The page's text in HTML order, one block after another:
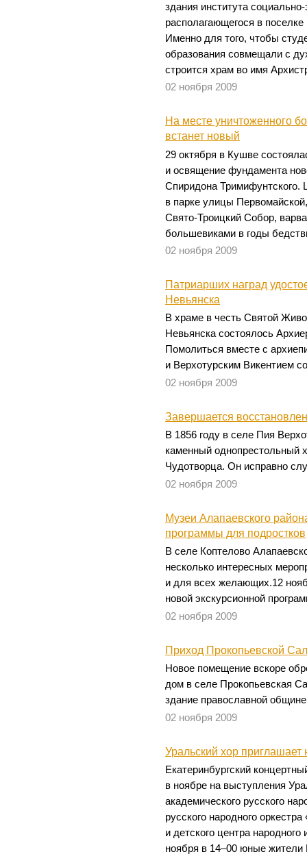
здания института
располагающегося в
Именно для того, чтобы
образования совмещали с
строится храм во имя
02 ноября 2009
На месте уничтоженного
встанет новый
29 октября в Кушве
и освящение фундамента
Спиридона Тримифунтского.
в парке улицы
Свято-Троицкий Собор,
большевиками в годы
02 ноября 2009
Патриарших наград
Невьянска
В храме в честь Святой
Невьянска состоялось
Помолиться вместе с
и Верхотурским Викентием
02 ноября 2009
Завершается
В 1856 году в селе Пия
каменный однопрестольный
Чудотворца. Он исправно
02 ноября 2009
Музеи Алапаевского
программы для подростков
В селе Коптелово
несколько интересных
и для всех желающих.12
новой экскурсионной
02 ноября 2009
Приход Прокопьевской
Новое помещение вскоре
дом в селе Прокопьевская
здание православной
02 ноября 2009
Уральский хор приглашает
Екатеринбургский
в ноябре на выступления
академического русского
русского народного
и детского центра
ноября в 14–00 юные жители